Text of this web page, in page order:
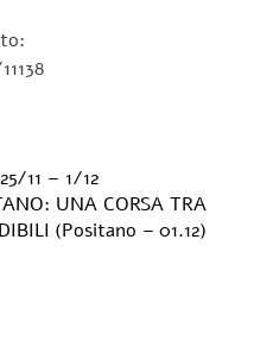
11 – 1/12
UNA CORSA TRA
(Positano – 01.12)